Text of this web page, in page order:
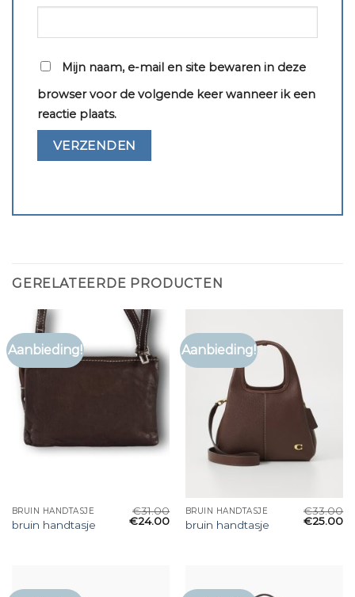
Mijn naam, e-mail en site bewaren in deze
browser voor de volgende keer wanneer ik een
reactie plaats.
GERELATEERDE PRODUCTEN
Aanbieding!
BRUIN HANDTASJE
bruin handtasje
€31.00
€24.00
Aanbieding!
BRUIN HANDTASJE
bruin handtasje
€33.00
€25.00